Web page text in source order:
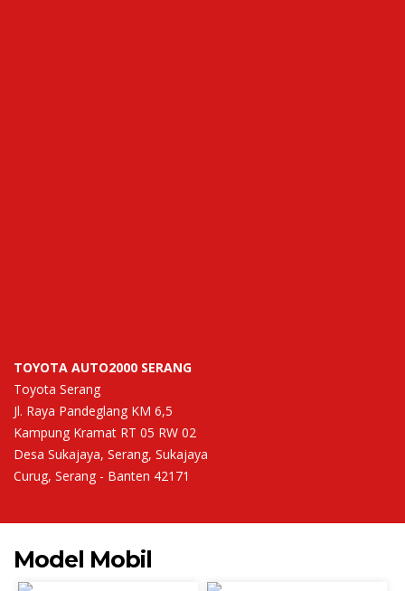
TOYOTA AUTO2000 SERANG
Toyota Serang
Jl. Raya Pandeglang KM 6,5
Kampung Kramat RT 05 RW 02
Desa Sukajaya, Serang, Sukajaya
Curug, Serang - Banten 42171
Model Mobil